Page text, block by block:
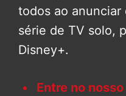
todos ao anunciar
série de TV solo,
Disney+.
Entre no